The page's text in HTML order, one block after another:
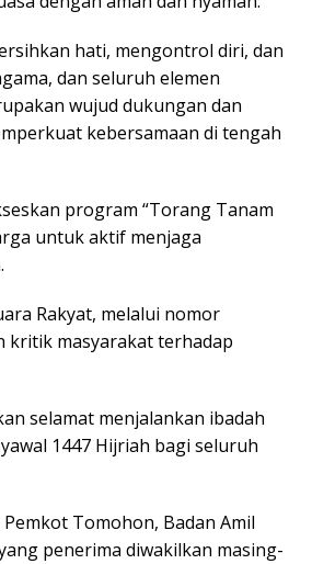
hati, mengontrol diri, dan
dan seluruh elemen
wujud dukungan dan
kebersamaan di tengah
program “Torang Tanam
untuk aktif menjaga
Rakyat, melalui nomor
kritik masyarakat terhadap
selamat menjalankan ibadah
1447 Hijriah bagi seluruh
Tomohon, Badan Amil
penerima diwakilkan masing-